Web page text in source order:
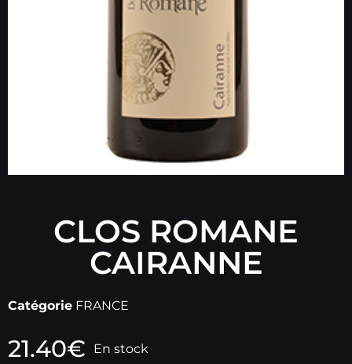
CLOS ROMANE
CAIRANNE
Catégorie FRANCE
21.40€ En stock